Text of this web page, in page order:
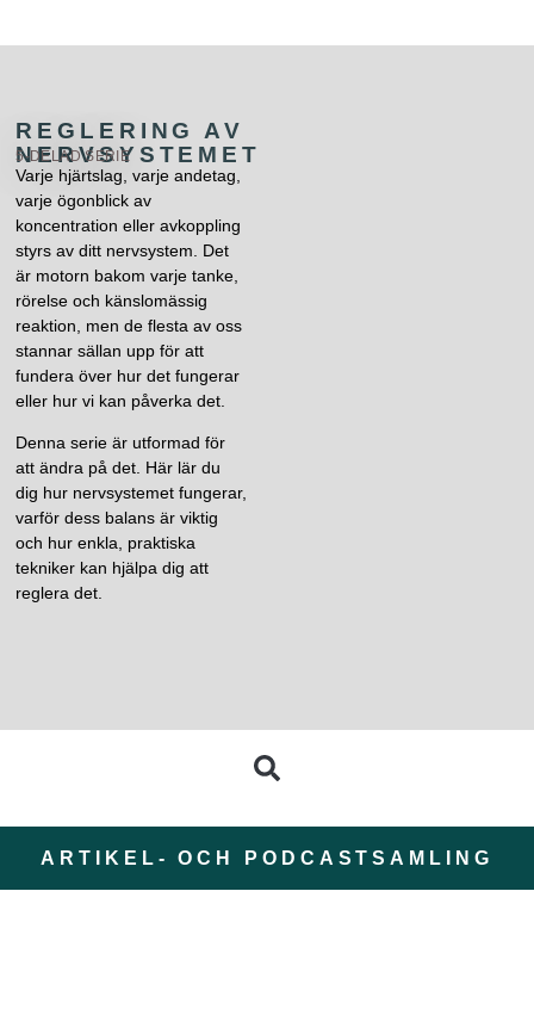
REGLERING AV
NERVSYSTEMET
5-DELAD SERIE
Varje hjärtslag, varje andetag,
varje ögonblick av
koncentration eller avkoppling
styrs av ditt nervsystem. Det
är motorn bakom varje tanke,
rörelse och känslomässig
reaktion, men de flesta av oss
stannar sällan upp för att
fundera över hur det fungerar
eller hur vi kan påverka det.
Denna serie är utformad för
att ändra på det. Här lär du
dig hur nervsystemet fungerar,
varför dess balans är viktig
och hur enkla, praktiska
tekniker kan hjälpa dig att
reglera det.
ARTIKEL- OCH PODCASTSAMLING